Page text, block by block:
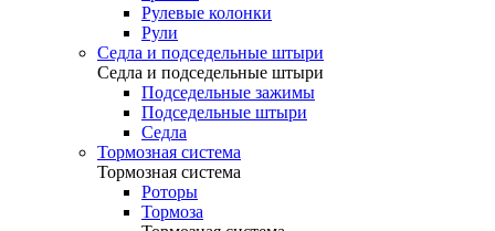
Рулевые колонки
Рули
Седла и подседельные штыри
Седла и подседельные штыри
Подседельные зажимы
Подседельные штыри
Седла
Тормозная система
Тормозная система
Роторы
Тормоза